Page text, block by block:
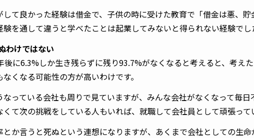
して良かった経験は借金で、子供の時に受けた教育で「借金は悪、貯
験を通して違うと学べたことは起業してみないと得られない経験でし
わけではない
後に6.3%しか生き残らずに残り93.7%がなくなると考えると、考え
くなる可能性の方が高いわけです。
なっている会社も周りで見ていますが、みんな会社がなくなって毎日
て次の挑戦をしている人もいれば、就職して会社員として頑張って
とか言うと死ぬという連想になりますが、あくまで会社としての生